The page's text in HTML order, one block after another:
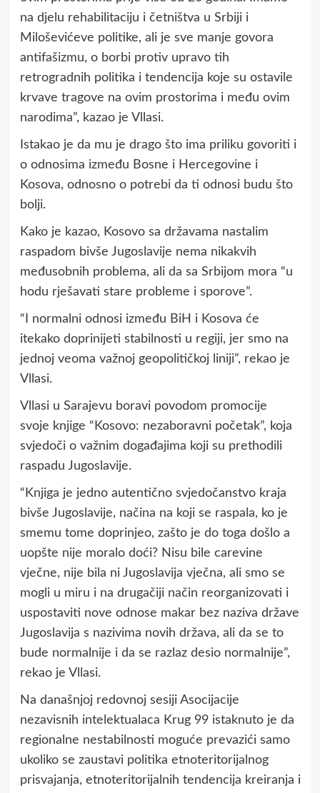
na djelu rehabilitaciju i četništva u Srbiji i
Miloševićeve politike, ali je sve manje govora
antifašizmu, o borbi protiv upravo tih
retrogradnih politika i tendencija koje su ostavile
krvave tragove na ovim prostorima i među ovim
narodima”, kazao je Vllasi.
Istakao je da mu je drago što ima priliku govoriti i
o odnosima između Bosne i Hercegovine i
Kosova, odnosno o potrebi da ti odnosi budu što
bolji.
Kako je kazao, Kosovo sa državama nastalim
raspadom bivše Jugoslavije nema nikakvih
međusobnih problema, ali da sa Srbijom mora “u
hodu rješavati stare probleme i sporove”.
“I normalni odnosi između BiH i Kosova će
itekako doprinijeti stabilnosti u regiji, jer smo na
jednoj veoma važnoj geopolitičkoj liniji”, rekao je
Vllasi.
Vllasi u Sarajevu boravi povodom promocije
svoje knjige “Kosovo: nezaboravni početak”, koja
svjedoči o važnim događajima koji su prethodili
raspadu Jugoslavije.
“Knjiga je jedno autentično svjedočanstvo kraja
bivše Jugoslavije, načina na koji se raspala, ko je
smemu tome doprinjeo, zašto je do toga došlo a
uopšte nije moralo doći? Nisu bile carevine
vječne, nije bila ni Jugoslavija vječna, ali smo se
mogli u miru i na drugačiji način reorganizovati i
uspostaviti nove odnose makar bez naziva države
Jugoslavija s nazivima novih država, ali da se to
bude normalnije i da se razlaz desio normalnije”,
rekao je Vllasi.
Na današnjoj redovnoj sesiji Asocijacije
nezavisnih intelektualaca Krug 99 istaknuto je da
regionalne nestabilnosti moguće prevazići samo
ukoliko se zaustavi politika etnoteritorijalnog
prisvajanja, etnoteritorijalnih tendencija kreiranja i